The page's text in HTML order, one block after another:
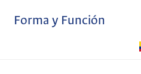
Forma y Función